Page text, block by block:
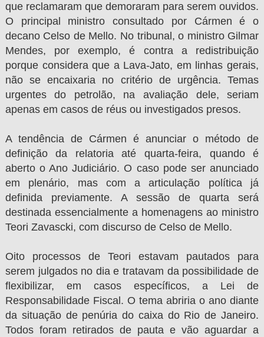
que reclamaram que demoraram para serem ouvidos.
O principal ministro consultado por Cármen é o
decano Celso de Mello. No tribunal, o ministro Gilmar
Mendes, por exemplo, é contra a redistribuição
porque considera que a Lava-Jato, em linhas gerais,
não se encaixaria no critério de urgência. Temas
urgentes do petrolão, na avaliação dele, seriam
apenas em casos de réus ou investigados presos.
A tendência de Cármen é anunciar o método de
definição da relatoria até quarta-feira, quando é
aberto o Ano Judiciário. O caso pode ser anunciado
em plenário, mas com a articulação política já
definida previamente. A sessão de quarta será
destinada essencialmente a homenagens ao ministro
Teori Zavascki, com discurso de Celso de Mello.
Oito processos de Teori estavam pautados para
serem julgados no dia e tratavam da possibilidade de
flexibilizar, em casos específicos, a Lei de
Responsabilidade Fiscal. O tema abriria o ano diante
da situação de penúria do caixa do Rio de Janeiro.
Todos foram retirados de pauta e vão aguardar a